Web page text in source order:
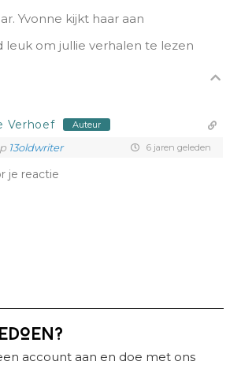
Yvonne kijkt haar aan
leuk om jullie verhalen te lezen
Verhoef Auteur
13oldwriter 6 jaren geleden
je reactie
account aan en doe met ons